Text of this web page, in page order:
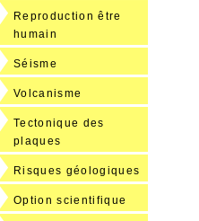
Reproduction être
humain
Séisme
Volcanisme
Tectonique des
plaques
Risques géologiques
Option scientifique